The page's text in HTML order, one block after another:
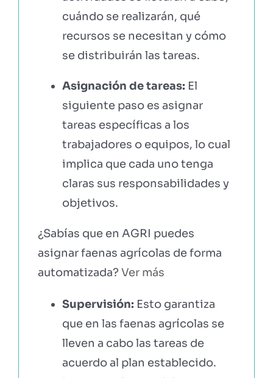
cuándo se realizarán, qué
recursos se necesitan y cómo
se distribuirán las tareas.
Asignación de tareas: El
siguiente paso es asignar
tareas específicas a los
trabajadores o equipos, lo cual
implica que cada uno tenga
claras sus responsabilidades y
objetivos.
¿Sabías que en AGRI puedes
asignar faenas agrícolas de forma
automatizada? Ver más
Supervisión: Esto garantiza
que en las faenas agrícolas se
lleven a cabo las tareas de
acuerdo al plan establecido.